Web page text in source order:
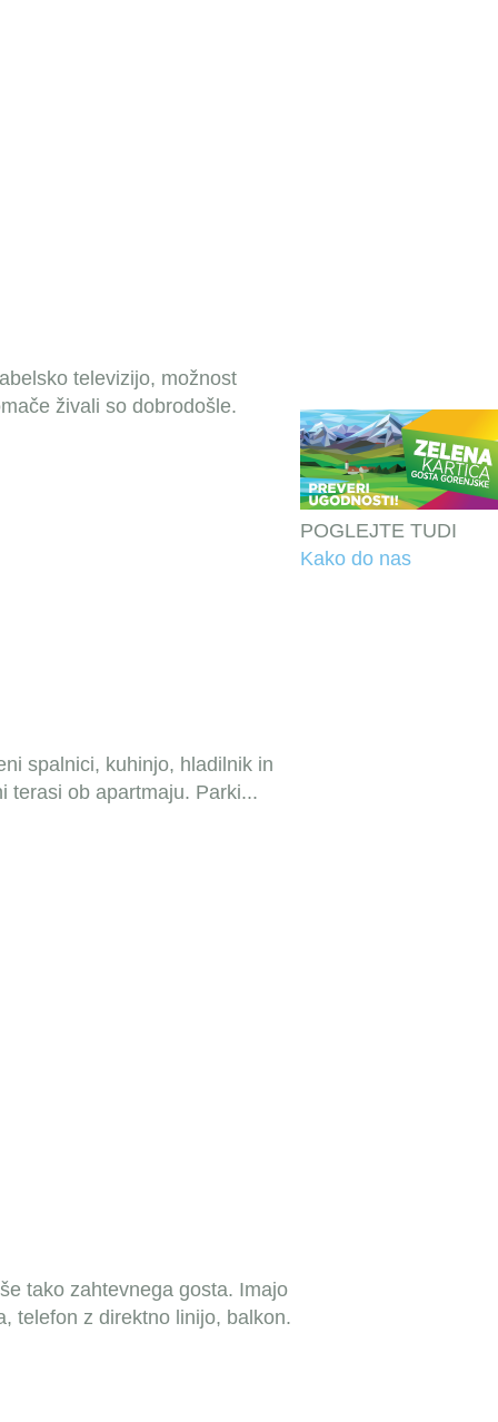
televizijo, možnost
živali so dobrodošle.
spalnici, kuhinjo, hladilnik in
terasi ob apartmaju. Parki...
tako zahtevnega gosta. Imajo
telefon z direktno linijo, balkon.
POGLEJTE TUDI
Kako do nas